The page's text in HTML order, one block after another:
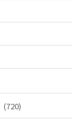
(720)